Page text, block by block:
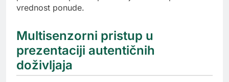
vrednost ponude.
Multisenzorni pristup u
prezentaciji autentičnih
doživljaja